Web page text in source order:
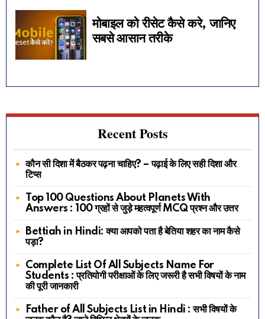
मोबाइल को रीसेट कैसे करे, जानिए
सबसे आसान तरीके
Recent Posts
कौन सी दिशा में बैठकर पढ़ना चाहिए? – पढ़ाई के लिए सही दिशा और
टिप्स
Top 100 Questions About Planets With
Answers : 100 ग्रहों से जुड़े महत्वपूर्ण MCQ प्रश्न और उत्तर
Bettiah in Hindi: क्या आपको पता है बेतिया शहर का नाम कैसे
पड़ा?
Complete List Of All Subjects Name For
Students : प्रतियोगी परीक्षाओं के लिए जरूरी है सभी विषयों के नाम
की पूरी जानकारी
Father of All Subjects List in Hindi : सभी विषयों के